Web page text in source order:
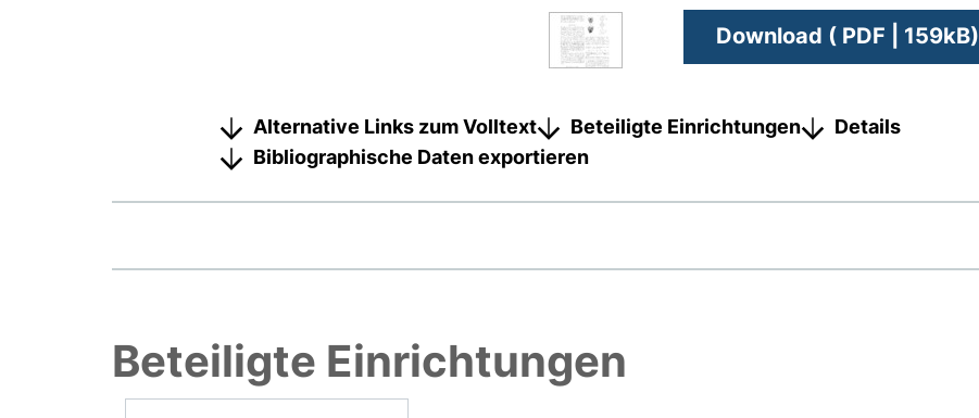
Download ( PDF | 159kB)
Alternative Links zum Volltext Beteiligte Einrichtungen
Details
Bibliographische Daten exportieren
Beteiligte Einrichtungen